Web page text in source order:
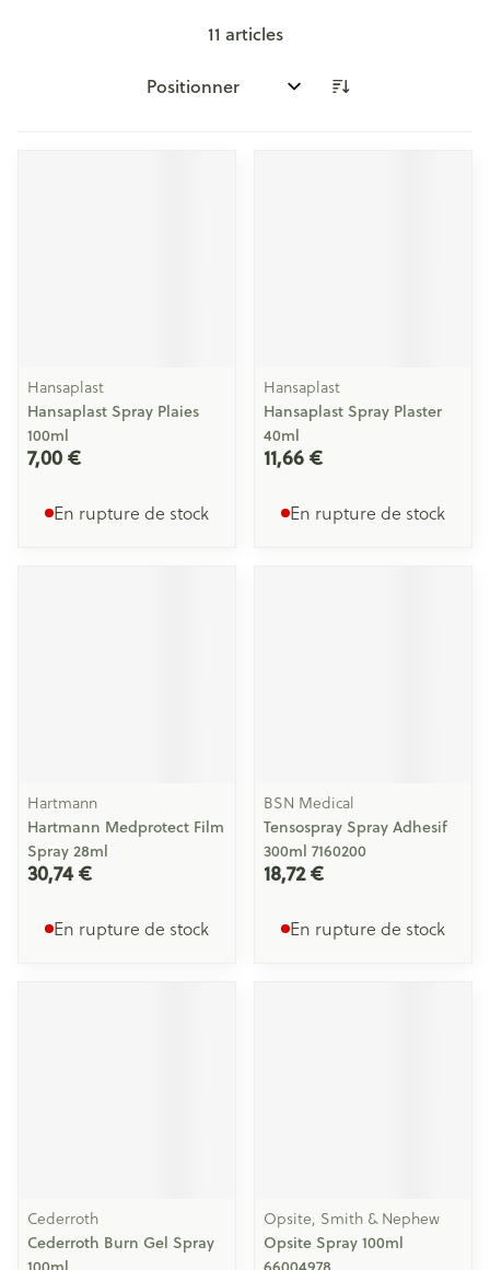
11 articles
Trier par:
Hansaplast
Hansaplast Spray Plaies
100ml
7,00 €
En rupture de stock
Hansaplast
Hansaplast Spray Plaster
40ml
11,66 €
En rupture de stock
Hartmann
Hartmann Medprotect Film
Spray 28ml
30,74 €
En rupture de stock
BSN Medical
Tensospray Spray Adhesif
300ml 7160200
18,72 €
En rupture de stock
Cederroth
Cederroth Burn Gel Spray
Opsite, Smith & Nephew
Opsite Spray 100ml